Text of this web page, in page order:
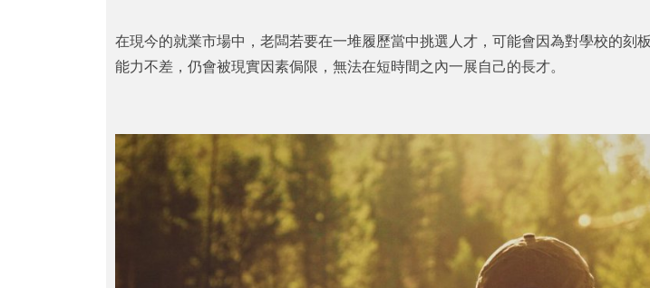
在現今的就業市場中，老闆若要在一堆履歷當中挑選人才，可能會因為對學校的刻
能力不差，仍會被現實因素侷限，無法在短時間之內一展自己的長才。